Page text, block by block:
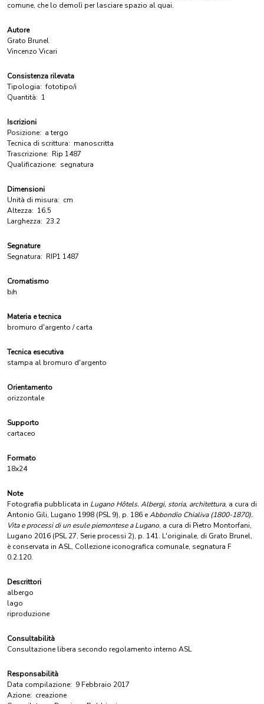
comune, che lo demolì per lasciare spazio al quai.
Autore
Grato Brunel
Vincenzo Vicari
Consistenza rilevata
Tipologia: fototipo/i
Quantità: 1
Iscrizioni
Posizione: a tergo
Tecnica di scrittura: manoscritta
Trascrizione: Rip 1487
Qualificazione: segnatura
Dimensioni
Unità di misura: cm
Altezza: 16.5
Larghezza: 23.2
Segnature
Segnatura: RIP1 1487
Cromatismo
b/n
Materia e tecnica
bromuro d'argento / carta
Tecnica esecutiva
stampa al bromuro d'argento
Orientamento
orizzontale
Supporto
cartaceo
Formato
18x24
Note
Fotografia pubblicata in Lugano Hôtels. Albergi, storia, architettura, a cura di
Antonio Gili, Lugano 1998 (PSL 9), p. 186 eAbbondio Chialiva (1800-1870).
Vita e processi di un esule piemontese a Lugano, a cura di Pietro Montorfani,
Lugano 2016 (PSL 27, Serie processi 2), p. 141. L'originale, di Grato Brunel,
è conservata in ASL, Collezione iconografica comunale, segnatura F
0.2.120.
Descrittori
albergo
lago
riproduzione
Consultabilità
Consultazione libera secondo regolamento interno ASL
Responsabilità
Data compilazione: 9 Febbraio 2017
Azione: creazione